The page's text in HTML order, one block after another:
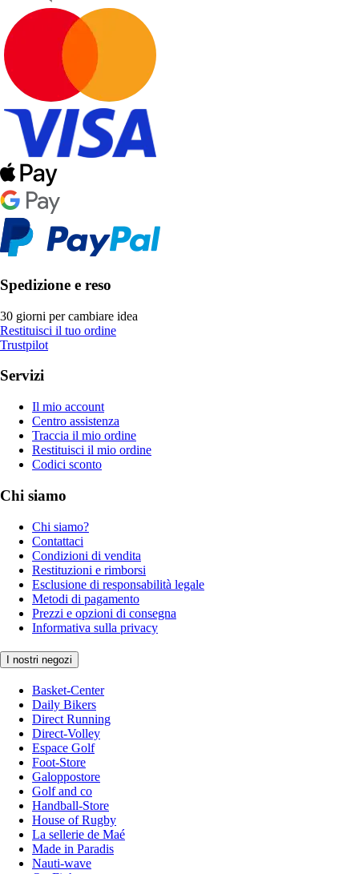
Spedizione e reso
30 giorni per cambiare idea
Restituisci il tuo ordine
Trustpilot
Servizi
Il mio account
Centro assistenza
Traccia il mio ordine
Restituisci il mio ordine
Codici sconto
Chi siamo
Chi siamo?
Contattaci
Condizioni di vendita
Restituzioni e rimborsi
Esclusione di responsabilità legale
Metodi di pagamento
Prezzi e opzioni di consegna
Informativa sulla privacy
I nostri negozi
Basket-Center
Daily Bikers
Direct Running
Direct-Volley
Espace Golf
Foot-Store
Galoppostore
Golf and co
Handball-Store
House of Rugby
La sellerie de Maé
Made in Paradis
Nauti-wave